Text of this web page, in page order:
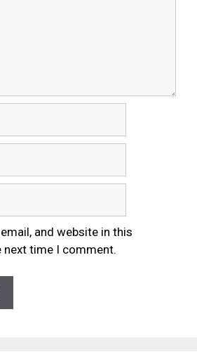
and website in this
time I comment.